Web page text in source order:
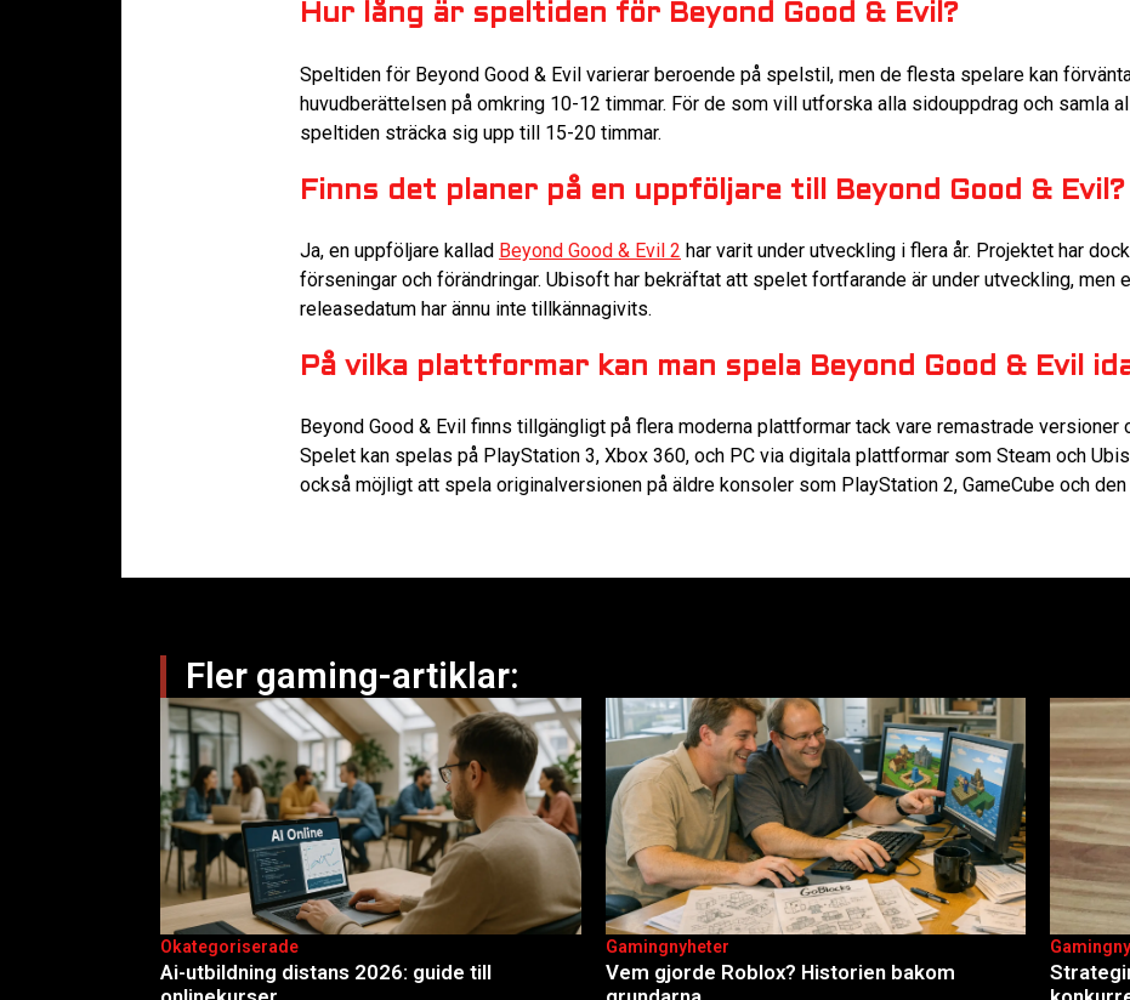
Hur lång är speltiden för Beyond Good & Evil?
Speltiden för Beyond Good & Evil varierar beroende på spelstil, men de flesta spelare kan
huvudberättelsen på omkring 10-12 timmar. För de som vill utforska alla sidouppdrag och samla
speltiden sträcka sig upp till 15-20 timmar.
Finns det planer på en uppföljare till Beyond Good & Evil?
Ja, en uppföljare kallad Beyond Good & Evil 2 har varit under utveckling i flera år. Projektet har
förseningar och förändringar. Ubisoft har bekräftat att spelet fortfarande är under utveckling, men
releasedatum har ännu inte tillkännagivits.
På vilka plattformar kan man spela Beyond Good & Evil
Beyond Good & Evil finns tillgängligt på flera moderna plattformar tack vare remastrade versioner
Spelet kan spelas på PlayStation 3, Xbox 360, och PC via digitala plattformar som Steam och
också möjligt att spela originalversionen på äldre konsoler som PlayStation 2, GameCube och
Fler gaming-artiklar:
Ai-utbildning distans 2026: guide till
Okategoriserade
Vem gjorde Roblox? Historien bakom
Gamingnyheter